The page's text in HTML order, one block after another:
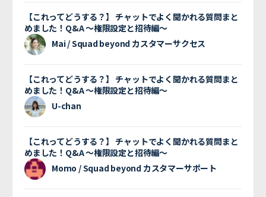
【これってどうする？】 チャットでよく聞かれる質問まと
めました！Q&A 〜権限設定と招待編〜
Mai / Squad beyond カスタマーサクセス
【これってどうする？】 チャットでよく聞かれる質問まと
めました！Q&A 〜権限設定と招待編〜
U-chan
【これってどうする？】 チャットでよく聞かれる質問まと
めました！Q&A 〜権限設定と招待編〜
Momo / Squad beyond カスタマーサポート